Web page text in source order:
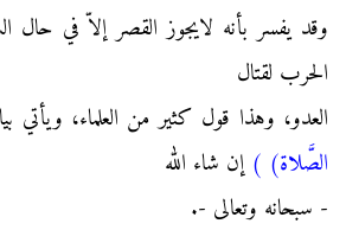
وقد يفسر بأنه لايجوز القصر إلاّ في حال
الحرب لقتال
العدو، وهذا قول كثير من العلماء، ويأتي
الصَّلاة) ) إن شاء الله
- سبحانه وتعالى -.